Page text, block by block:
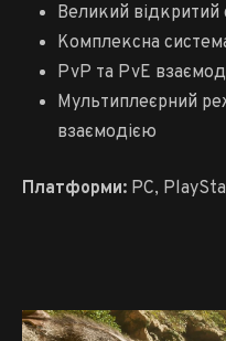
Великий відкритий
Комплексна
PvP та PvE
Мультиплеєрний
взаємодією
Платформи: PC,